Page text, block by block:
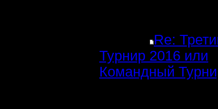
Re:
Турнир 2016 или
Командный